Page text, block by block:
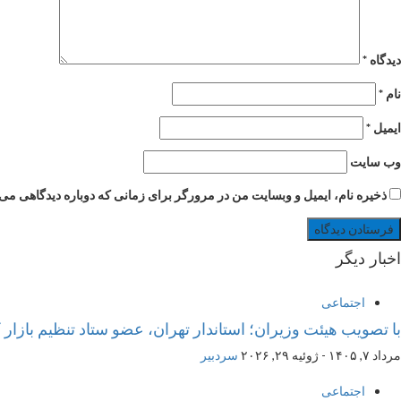
دیدگاه *
نام *
ایمیل *
وب‌ سایت
ذخیره نام، ایمیل و وبسایت من در مرورگر برای زمانی که دوباره دیدگاهی
اخبار دیگر
اجتماعی
با تصویب هیئت وزیران؛ استاندار تهران، عضو ستاد تنظیم
مرداد ۷, ۱۴۰۵ - ژوئیه ۲۹, ۲۰۲۶ سردبیر
اجتماعی